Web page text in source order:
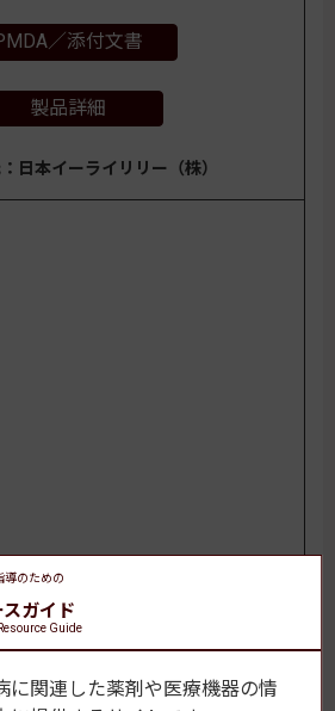
／添付文書
製品詳細
日本イーライリリー（株）
導のための
ガイド
Guide
に関連した薬剤や医療機器の情